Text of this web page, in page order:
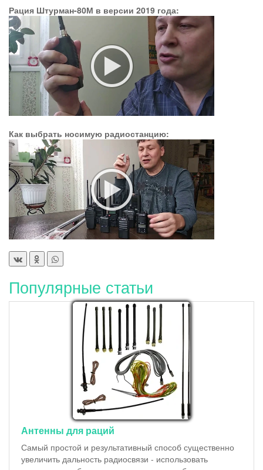
Рация Штурман-80М в версии 2019 года:
Как выбрать носимую радиостанцию:
Популярные статьи
Антенны для раций
Самый простой и результативный способ существенно
увеличить дальность радиосвязи - использовать